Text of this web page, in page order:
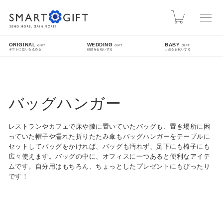
カート
ORIGINAL
GIFT
ギフトに思いを込める
WEDDING GIFT
結婚をお祝いする
BABY GIFT
出産をお祝いする
先日発生した熊本地震により被災された皆様に、心よりお見舞い申し上げます。現在、地震
合がございますので、配送状況は各配送業者のホームページをご確認ください。
SEARCH
バッグハンガー
レストランやカフェで床や膝に置いていたバッグも、置き場所に困
っていた帽子や濡れた折りたたみ傘もバッグハンガーをテーブルに
セットしてバッグをかければ、バッグも汚れず、足下にも椅子にも
広々使えます。バッグの中に、オフィスに一つあると便利なアイテ
ムです。自分用はもちろん、ちょっとしたプレゼントにもぴったり
です！